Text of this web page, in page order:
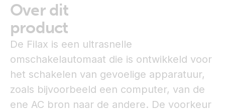
Over dit
product
De Filax is een ultrasnelle
omschakelautomaat die is ontwikkeld voor
het schakelen van gevoelige apparatuur,
zoals bijvoorbeeld een computer, van de
ene AC bron naar de andere. De voorkeur